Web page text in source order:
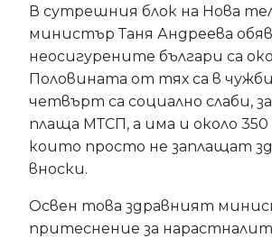
В сутрешния блок на Нова
министър Таня Андреева
неосигурените българи са
Половината от тях са в
четвърт са социално слаби,
плаща МТСП, а има и около
които просто не заплащат
вноски.
Освен това здравният
притеснение за